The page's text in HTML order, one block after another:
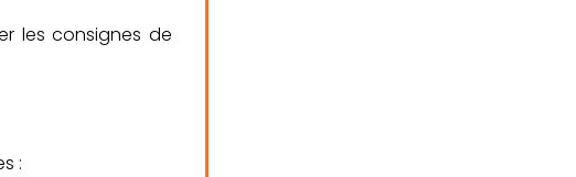
les consignes de
: